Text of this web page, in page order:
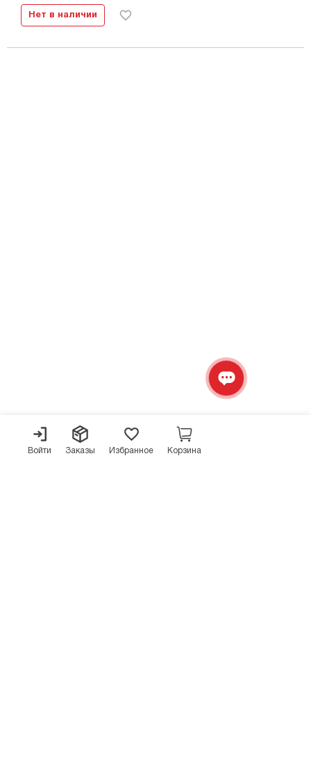
Войти Заказы Избранное Корзина
Нет в наличии